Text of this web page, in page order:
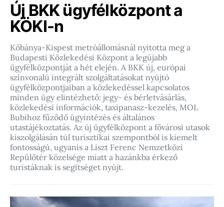
Új BKK ügyfélközpont a
KÖKI-n
Kőbánya-Kispest metróállomásnál nyitotta meg a
Budapesti Közlekedési Központ a legújabb
ügyfélközpontját a hét elején. A BKK új, európai
színvonalú integrált szolgáltatásokat nyújtó
ügyfélközpontjaiban a közlekedéssel kapcsolatos
minden ügy elintézhető: jegy- és bérletvásárlás,
közlekedési információk, taxipanasz-kezelés, MOL
Bubihoz fűződő ügyintézés és általános
utastájékoztatás. Az új ügyfélközpont a fővárosi utasok
kiszolgálásán túl turisztikai szempontból is kiemelt
fontosságú, ugyanis a Liszt Ferenc Nemzetközi
Repülőtér közelsége miatt a hazánkba érkező
turistáknak is segítséget nyújt.